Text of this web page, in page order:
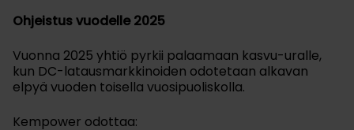
Ohjeistus vuodelle 2025
Vuonna 2025 yhtiö pyrkii palaamaan kasvu-uralle,
kun DC-latausmarkkinoiden odotetaan alkavan
elpyä vuoden toisella vuosipuoliskolla.
Kempower odottaa: